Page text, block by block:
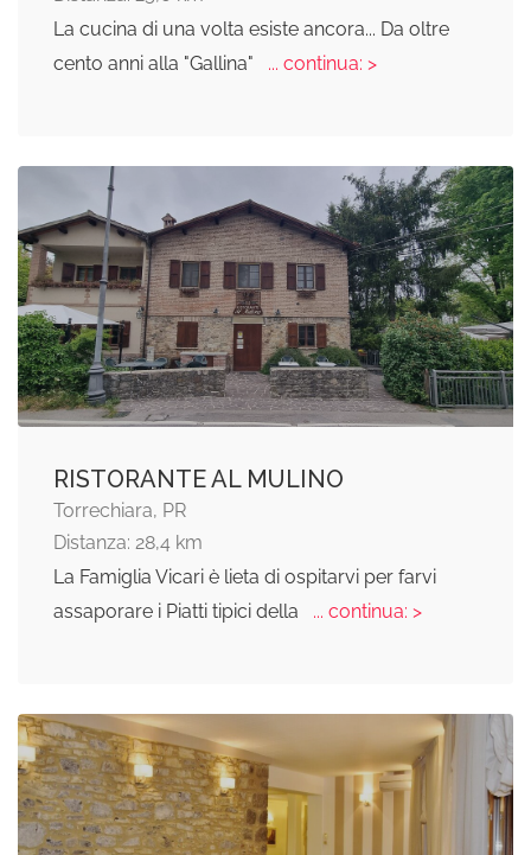
La cucina di una volta esiste ancora... Da oltre
cento anni alla "Gallina"
... continua: >
RISTORANTE AL MULINO
Torrechiara, PR
Distanza: 28,4 km
La Famiglia Vicari è lieta di ospitarvi per farvi
assaporare i Piatti tipici della
... continua: >